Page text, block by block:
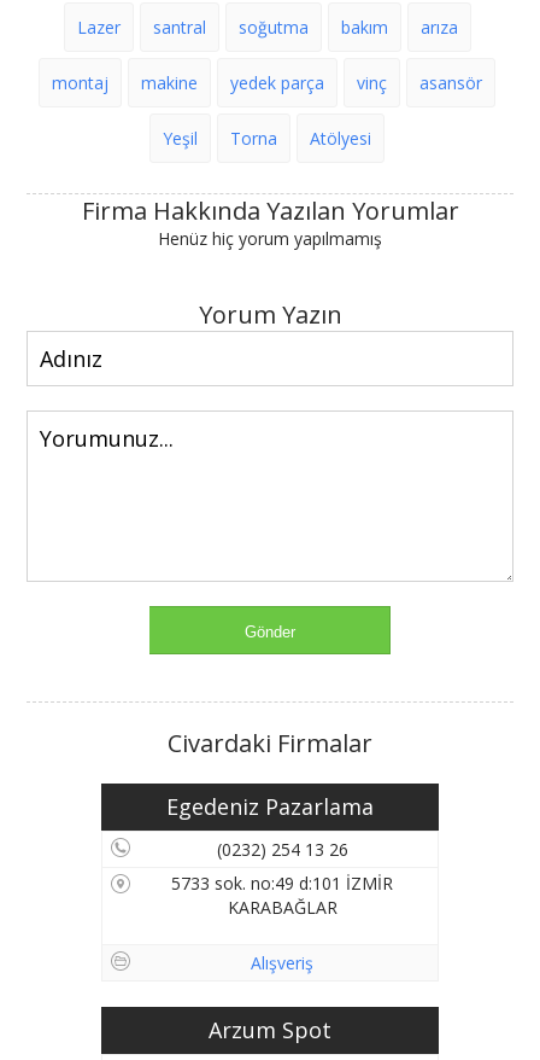
Lazer santral soğutma bakım arıza
montaj makine yedek parça vinç asansör
Yeşil Torna Atölyesi
Firma Hakkında Yazılan Yorumlar
Henüz hiç yorum yapılmamış
Yorum Yazın
Civardaki Firmalar
Egedeniz Pazarlama
(0232) 254 13 26
5733 sok. no:49 d:101 İZMİR
KARABAĞLAR
Alışveriş
Arzum Spot